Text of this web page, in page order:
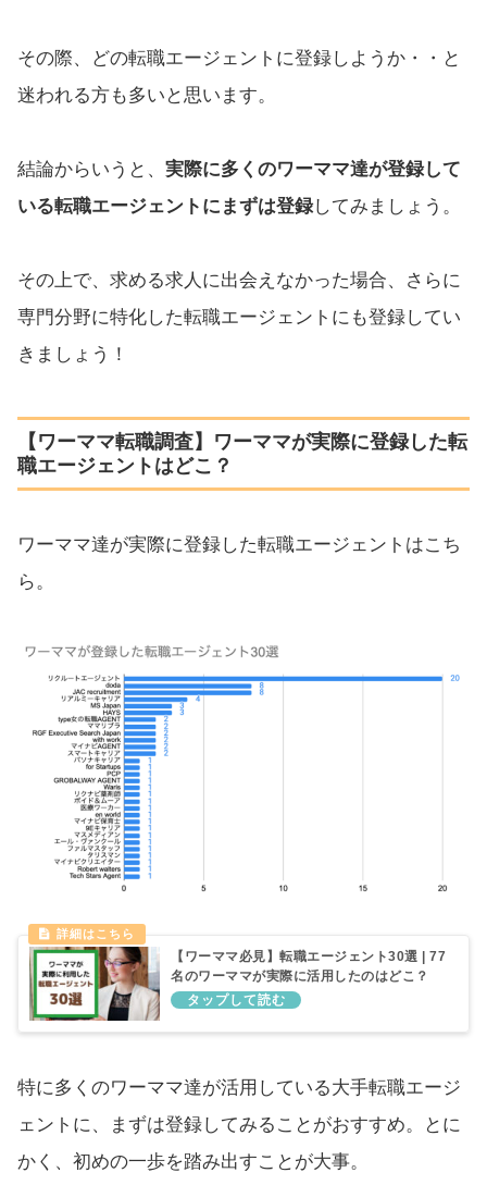
その際、どの転職エージェントに登録しようか・・と
迷われる方も多いと思います。
結論からいうと、 実際に多くのワーママ達が登録して
いる転職エージェントにまずは登録してみましょう。
その上で、求める求人に出会えなかった場合、さらに
専門分野に特化した転職エージェントにも登録してい
きましょう！
【ワーママ転職調査】ワーママが実際に登録した転
職エージェントはどこ？
ワーママ達が実際に登録した転職エージェントはこち
ら。
【ワーママ必見】転職エージェント30選 | 77
名のワーママが実際に活用したのはどこ？
特に多くのワーママ達が活用している大手転職エージ
ェントに、まずは登録してみることがおすすめ。とに
かく、初めの一歩を踏み出すことが大事。